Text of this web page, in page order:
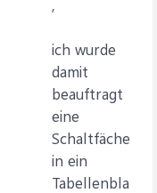
,
ich wurde
damit
beauftragt
eine
Schaltfäche
in ein
Tabellenbla